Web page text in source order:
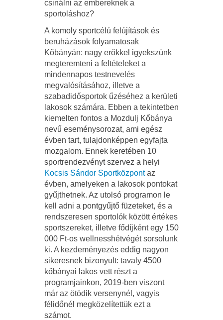
csinálni az embereknek a
sportoláshoz?
A komoly sportcélú felújítások és
beruházások folyamatosak
Kőbányán: nagy erőkkel igyekszünk
megteremteni a feltételeket a
mindennapos testnevelés
megvalósításához, illetve a
szabadidősportok űzéséhez a kerületi
lakosok számára. Ebben a tekintetben
kiemelten fontos a Mozdulj Kőbánya
nevű eseménysorozat, ami egész
évben tart, tulajdonképpen egyfajta
mozgalom. Ennek keretében 10
sportrendezvényt szervez a helyi
Kocsis Sándor Sportközpontaz
évben, amelyeken a lakosok pontokat
gyűjthetnek. Az utolsó programon le
kell adni a pontgyűjtő füzeteket, és a
rendszeresen sportolók között értékes
sportszereket, illetve fődíjként egy 150
000 Ft-os wellnesshétvégét sorsolunk
ki. A kezdeményezés eddig nagyon
sikeresnek bizonyult: tavaly 4500
kőbányai lakos vett részt a
programjainkon, 2019-ben viszont
már az ötödik versenynél, vagyis
félidőnél megközelítettük ezt a
számot.